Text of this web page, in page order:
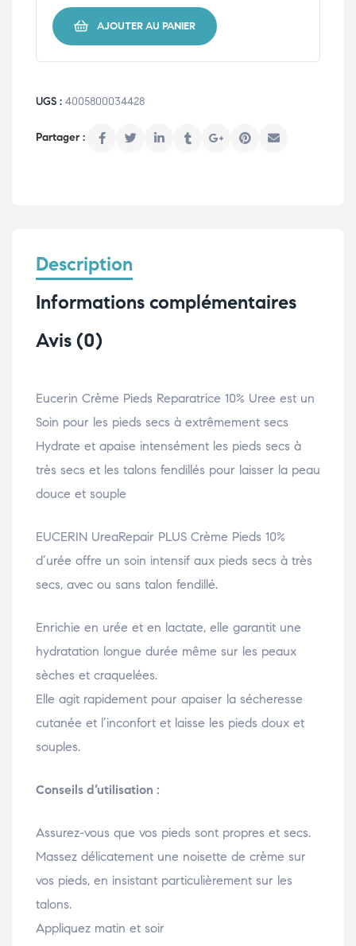
AJOUTER AU PANIER
UGS : 4005800034428
Description
Informations complémentaires
Avis (0)
Eucerin Crème Pieds Reparatrice 10% Uree est un
Soin pour les pieds secs à extrêmement secs
Hydrate et apaise intensément les pieds secs à
très secs et les talons fendillés pour laisser la peau
douce et souple
EUCERIN UreaRepair PLUS Crème Pieds 10%
d’urée offre un soin intensif aux pieds secs à très
secs, avec ou sans talon fendillé.
Enrichie en urée et en lactate, elle garantit une
hydratation longue durée même sur les peaux
sèches et craquelées.
Elle agit rapidement pour apaiser la sécheresse
cutanée et l’inconfort et laisse les pieds doux et
souples.
Conseils d’utilisation :
Assurez-vous que vos pieds sont propres et secs.
Massez délicatement une noisette de crème sur
vos pieds, en insistant particulièrement sur les
talons.
Appliquez matin et soir